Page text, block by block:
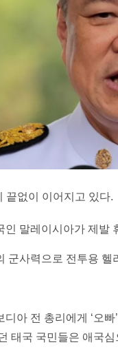
끝없이 이어지고 있다.
인 말레이시아가 제발
군사력으로 전투용
아 전 총리에게 ‘오
태국 국민들은 애국